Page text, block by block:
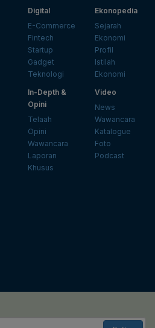
Digital
E-Commerce
Fintech
Startup
Gadget
Teknologi
Ekonopedia
Sejarah
Ekonomi
Profil
Istilah
Ekonomi
In-Depth &
Opini
Telaah
Opini
Wawancara
Laporan
Khusus
Video
News
Wawancara
Katalogue
Foto
Podcast